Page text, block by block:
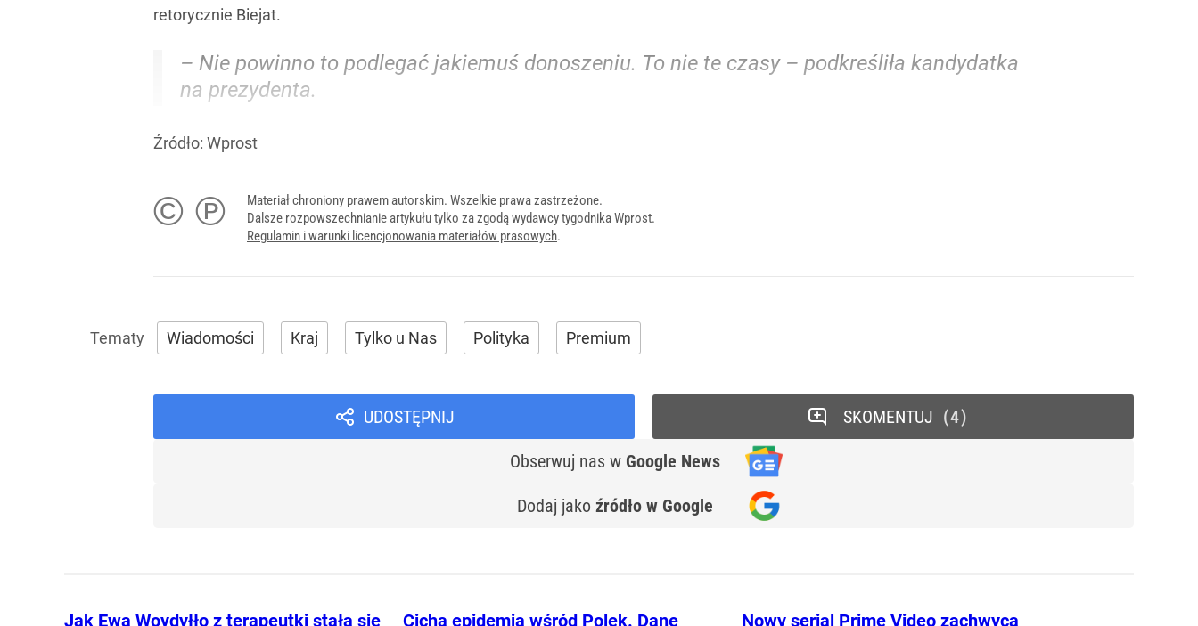
retorycznie Biejat.
– Nie powinno to podlegać jakiemuś donoszeniu. To nie te czasy – podkreśliła kandydatka
na prezydenta.
Źródło: Wprost
© ℗
Materiał chroniony prawem autorskim. Wszelkie prawa zastrzeżone.
Dalsze rozpowszechnianie artykułu tylko za zgodą wydawcy tygodnika Wprost.
Regulamin i warunki licencjonowania materiałów prasowych.
Wiadomości Kraj Tylko u Nas Polityka Premium
UDOSTĘPNIJ
Obserwuj nas w Google News
Dodaj jako źródło w Google
SKOMENTUJ 4
Jak Ewa Woydyłło z terapeutki stała się
Cicha epidemia wśród Polek. Dane
Nowy serial Prime Video zachwyca